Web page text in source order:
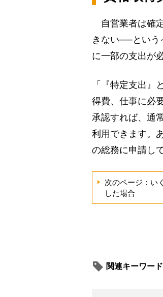
自営業者は確
きない──という
に一部の支出が
「『特定支出』
得費、仕事に必
承認すれば、通
利用できます。
の総務に申請し
次のページ：い
した場合
関連キーワード